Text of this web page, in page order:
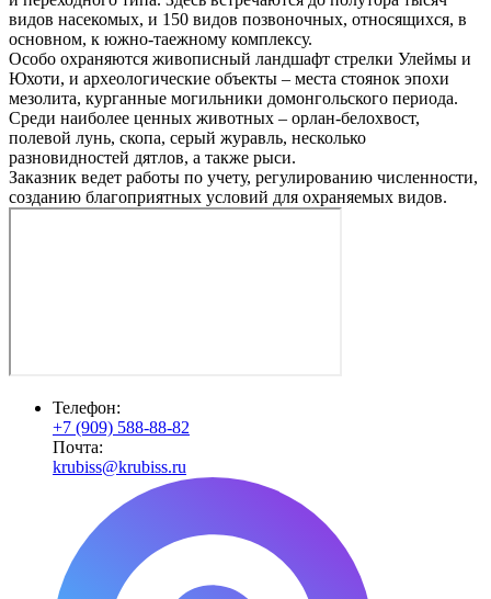
видов насекомых, и 150 видов позвоночных, относящихся, в
основном, к южно-таежному комплексу.
Особо охраняются живописный ландшафт стрелки Улеймы и
Юхоти, и археологические объекты – места стоянок эпохи
мезолита, курганные могильники домонгольского периода.
Среди наиболее ценных животных – орлан-белохвост,
полевой лунь, скопа, серый журавль, несколько
разновидностей дятлов, а также рыси.
Заказник ведет работы по учету, регулированию численности,
созданию благоприятных условий для охраняемых видов.
Телефон:
+7 (909) 588-88-82
Почта:
krubiss@krubiss.ru